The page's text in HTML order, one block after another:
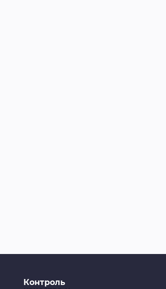
Контроль